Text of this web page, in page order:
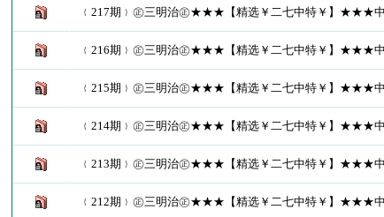
﹛217期﹜㊣三明治㊣★★★【精选￥二七中特￥】★★★
﹛216期﹜㊣三明治㊣★★★【精选￥二七中特￥】★★★
﹛215期﹜㊣三明治㊣★★★【精选￥二七中特￥】★★★
﹛214期﹜㊣三明治㊣★★★【精选￥二七中特￥】★★★
﹛213期﹜㊣三明治㊣★★★【精选￥二七中特￥】★★★
﹛212期﹜㊣三明治㊣★★★【精选￥二七中特￥】★★★